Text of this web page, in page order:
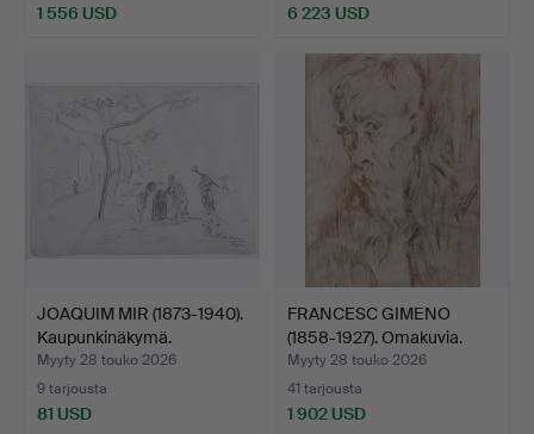
1 556 USD 6 223 USD
JOAQUIM MIR (1873-1940).
Kaupunkinäkymä.
Myyty 28 touko 2026
9 tarjousta
81 USD
FRANCESC GIMENO
(1858-1927). Omakuvia.
Myyty 28 touko 2026
41 tarjousta
1 902 USD